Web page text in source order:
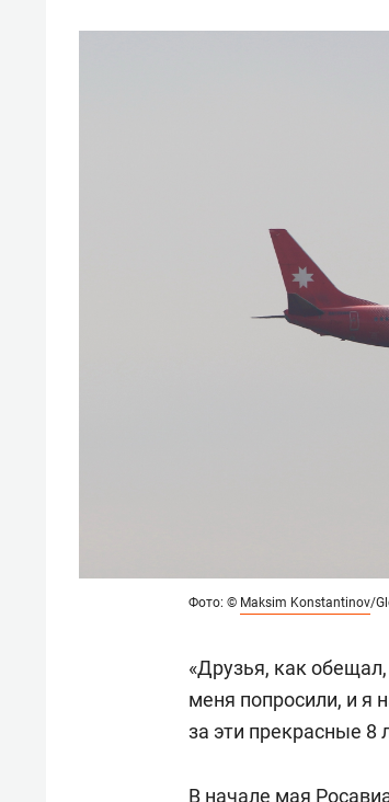
Фото: © Maksim Konstantinov/
«Друзья, как
меня попросили, и я
за эти прекрасные 8
В начале мая